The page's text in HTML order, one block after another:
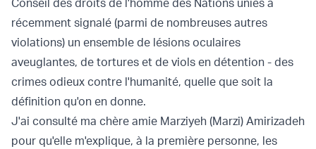
Conseil des droits de l'homme des Nations unies a
récemment signalé (parmi de nombreuses autres
violations) un ensemble de lésions oculaires
aveuglantes, de tortures et de viols en détention - des
crimes odieux contre l'humanité, quelle que soit la
définition qu'on en donne.
J'ai consulté ma chère amie Marziyeh (Marzi) Amirizadeh
pour qu'elle m'explique, à la première personne, les